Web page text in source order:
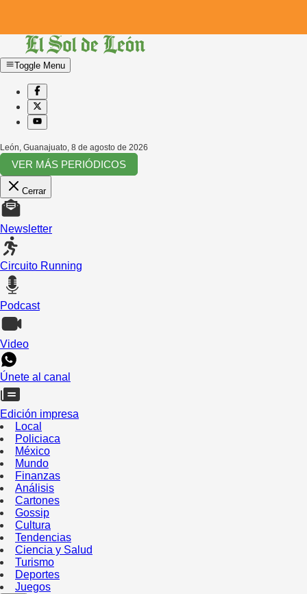
Toggle Menu
León, Guanajuato, 8 de agosto de 2026
VER MÁS PERIÓDICOS
Cerrar
Newsletter
Circuito Running
Podcast
Video
Únete al canal
Edición impresa
Local
Policiaca
México
Mundo
Finanzas
Análisis
Cartones
Gossip
Cultura
Tendencias
Ciencia y Salud
Turismo
Deportes
Juegos